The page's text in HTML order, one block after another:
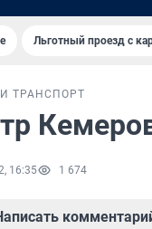
Льготный проезд с
ТРАНСПОРТ
16:35 1 674